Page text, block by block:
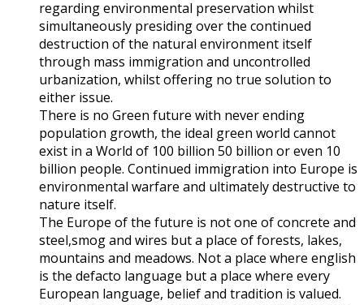
regarding environmental preservation whilst
simultaneously presiding over the continued
destruction of the natural environment itself
through mass immigration and uncontrolled
urbanization, whilst offering no true solution to
either issue.
There is no Green future with never ending
population growth, the ideal green world cannot
exist in a World of 100 billion 50 billion or even 10
billion people. Continued immigration into Europe is
environmental warfare and ultimately destructive to
nature itself.
The Europe of the future is not one of concrete and
steel,smog and wires but a place of forests, lakes,
mountains and meadows. Not a place where english
is the defacto language but a place where every
European language, belief and tradition is valued.